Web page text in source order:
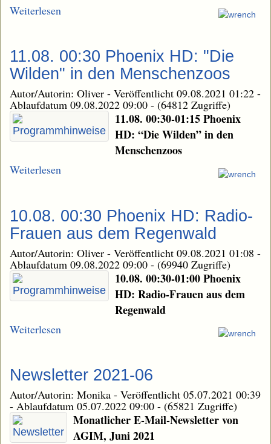
Weiterlesen
11.08. 00:30 Phoenix HD: "Die
Wilden" in den Menschenzoos
Autor/Autorin: Oliver - Veröffentlicht 09.08.2021 01:22 -
Ablaufdatum 09.08.2022 09:00 - (64812 Zugriffe)
11.08. 00:30-01:15 Phoenix
HD: “Die Wilden” in den
Menschenzoos
Weiterlesen
10.08. 00:30 Phoenix HD: Radio-
Frauen aus dem Regenwald
Autor/Autorin: Oliver - Veröffentlicht 09.08.2021 01:08 -
Ablaufdatum 09.08.2022 09:00 - (69940 Zugriffe)
10.08. 00:30-01:00 Phoenix
HD: Radio-Frauen aus dem
Regenwald
Weiterlesen
Newsletter 2021-06
Autor/Autorin: Monika - Veröffentlicht 05.07.2021 00:39
- Ablaufdatum 05.07.2022 09:00 - (65821 Zugriffe)
Monatlicher E-Mail-Newsletter von
AGIM, Juni 2021